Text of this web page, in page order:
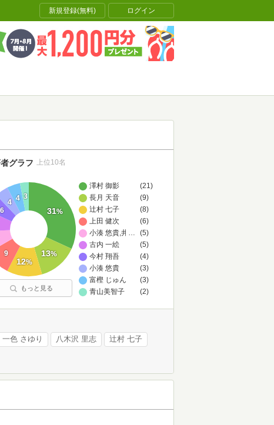
新規登録(無料) ログイン
澤村 御影
(21)
長月 天音
(9)
辻村 七子
(8)
上田 健次
(6)
小湊 悠貴,井上 のきあ
(5)
…
古内 一絵
(5)
今村 翔吾
(4)
小湊 悠貴
(3)
富樫 じゅん
(3)
青山美智子
(2)
31%
13%
12%
9
6
4
4 3
グラフ 上位10名
もっと見る
一色 さゆり 八木沢 里志 辻村 七子